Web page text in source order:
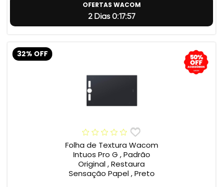
OFERTAS WACOM
2 Dias 0:17:56
32% OFF
Folha de Textura Wacom
Intuos Pro G , Padrão
Original , Restaura
Sensação Papel , Preto